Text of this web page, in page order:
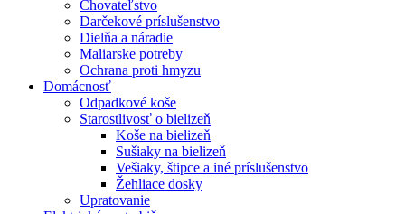
Chovateľstvo
Darčekové príslušenstvo
Dielňa a náradie
Maliarske potreby
Ochrana proti hmyzu
Domácnosť
Odpadkové koše
Starostlivosť o bielizeň
Koše na bielizeň
Sušiaky na bielizeň
Vešiaky, štipce a iné príslušenstvo
Žehliace dosky
Upratovanie